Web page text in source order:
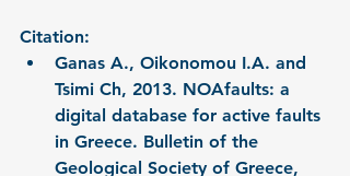
Citation:
Ganas A., Oikonomou I.A. and
Tsimi Ch, 2013. NOAfaults: a
digital database for active faults
in Greece. Bulletin of the
Geological Society of Greece,